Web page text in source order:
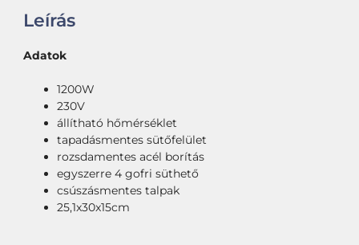
Leírás
Adatok
1200W
230V
állítható hőmérséklet
tapadásmentes sütőfelület
rozsdamentes acél borítás
egyszerre 4 gofri süthető
csúszásmentes talpak
25,1x30x15cm